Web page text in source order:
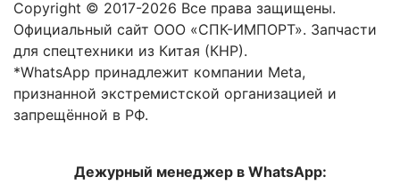
Copyright © 2017-2026 Все права защищены.
Официальный сайт ООО «СПК-ИМПОРТ». Запчасти
для спецтехники из Китая (КНР).
*WhatsApp принадлежит компании Meta,
признанной экстремистской организацией и
запрещённой в РФ.
Дежурный менеджер в WhatsApp: